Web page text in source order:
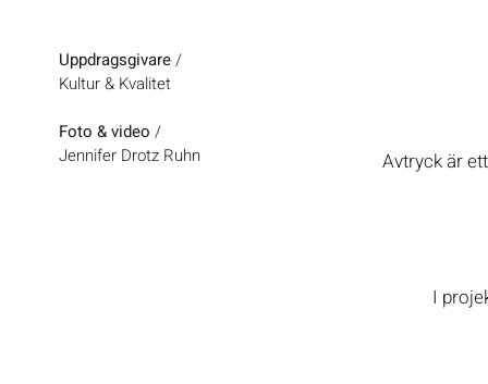
Uppdragsgivare/
Kultur & Kvalitet
Foto & video /
Jennifer Drotz Ruhn
Avtryck är
I